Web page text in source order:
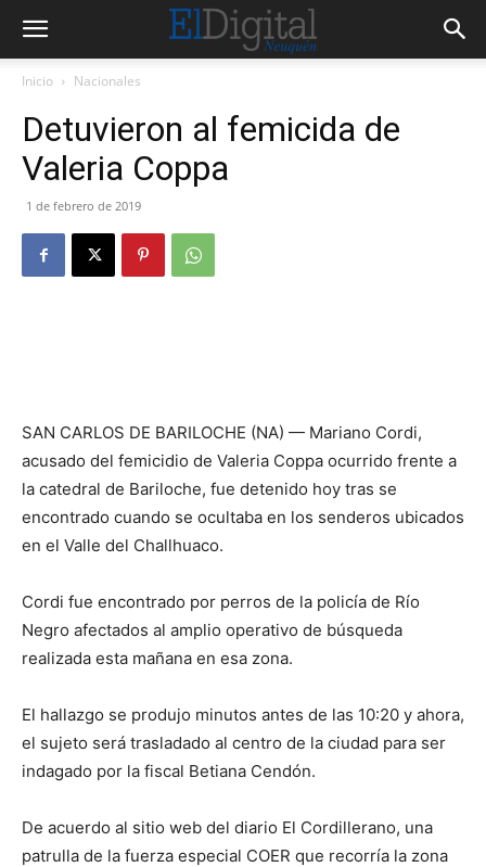
Inicio Nacionales
Detuvieron al femicida de
Valeria Coppa
1 de febrero de 2019
SAN CARLOS DE BARILOCHE (NA) — Mariano Cordi,
acusado del femicidio de Valeria Coppa ocurrido frente a
la catedral de Bariloche, fue detenido hoy tras se
encontrado cuando se ocultaba en los senderos ubicados
en el Valle del Challhuaco.
Cordi fue encontrado por perros de la policía de Río
Negro afectados al amplio operativo de búsqueda
realizada esta mañana en esa zona.
El hallazgo se produjo minutos antes de las 10:20 y ahora,
el sujeto será trasladado al centro de la ciudad para ser
indagado por la fiscal Betiana Cendón.
De acuerdo al sitio web del diario El Cordillerano, una
patrulla de la fuerza especial COER que recorría la zona